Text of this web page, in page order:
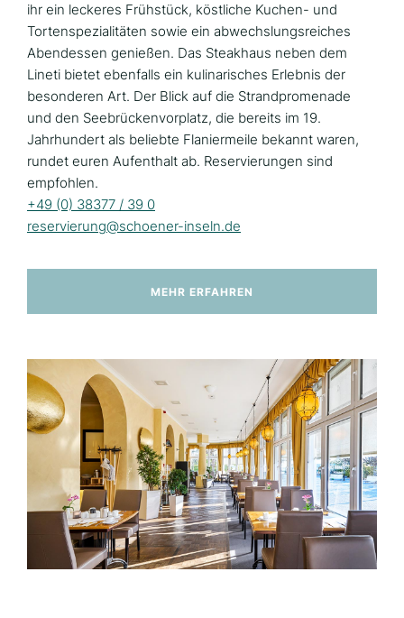
ihr ein leckeres Frühstück, köstliche Kuchen- und
Tortenspezialitäten sowie ein abwechslungsreiches
Abendessen genießen. Das Steakhaus neben dem
Lineti bietet ebenfalls ein kulinarisches Erlebnis der
besonderen Art. Der Blick auf die Strandpromenade
und den Seebrückenvorplatz, die bereits im 19.
Jahrhundert als beliebte Flaniermeile bekannt waren,
rundet euren Aufenthalt ab. Reservierungen sind
empfohlen.
+49 (0) 38377 / 39 0
reservierung@schoener-inseln.de
MEHR ERFAHREN